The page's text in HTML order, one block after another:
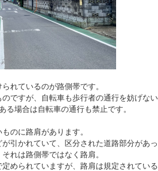
れているのが路側帯です。
ですが、自転車も歩行者の通行を妨げな
る場合は自転車の通行も禁止です。
のに路肩があります。
引かれていて、区分された道路部分があ
れは路側帯ではなく路肩。
められていますが、路肩は規定されてい